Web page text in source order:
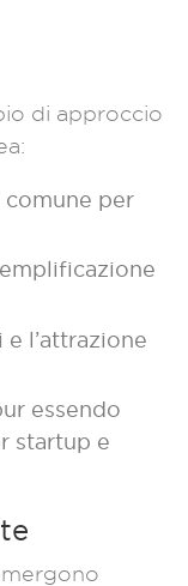
di approccio
comune per
e l’attrazione
essendo
startup e